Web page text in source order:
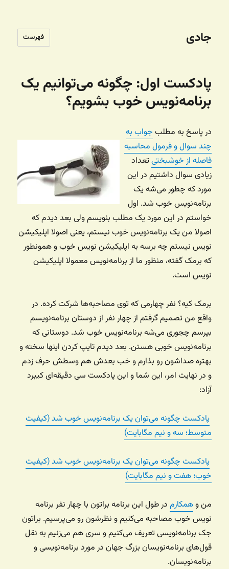
جادی فهرست
پادکست اول: چگونه می‌توانیم یک
برنامه‌نویس خوب بشویم؟
در پاسخ به مطلب جواب به
چند سوال و فرمول محاسبه
فاصله از خوشبختیتعداد
زیادی سوال داشتیم در این
مورد که چطور می‌شه یک
برنامه‌نویس خوب شد. اول
خواستم در این مورد یک مطلب بنویسم ولی بعد دیدم که
اصولا من یک برنامه‌نویس خوب نیستم،‌ یعنی اصولا اپلیکیشن
نویس نیستم چه برسه به اپلیکیشن نویس خوب و همونطور
که برمک گفته، منظور ما از برنامه‌نویس معمولا اپلیکیشن
نویس است.
برمک کیه؟ نفر چهارمی که توی مصاحبه‌ها شرکت کرده. در
واقع من تصمیم گرفتم از چهار نفر از دوستان برنامه‌نویسم
بپرسم چجوری می‌شه برنامه‌نویس خوب شد. دوستانی که
برنامه‌نویس خوبی هستن. بعد دیدم تایپ کردن اینها سخته و
بهتره صداشون رو بذارم و خب بعدش هم وسطش حرف زدم
و در نهایت امر، این شما و این پادکست سی دقیقه‌ای کیبرد
آزاد:
پادکست چگونه می‌توان یک برنامه‌نویس خوب شد (کیفیت
متوسط؛ سه و نیم مگابایت)
پادکست چگونه می‌توان یک برنامه‌نویس خوب شد (کیفیت
خوب؛ هفت و نیم مگابایت)
من وهمکارم در طول این برنامه براتون با چهار نفر برنامه
نویس خوب مصاحبه می‌کنیم و نظرشون رو می‌پرسیم. براتون
جک برنامه‌نویسی تعریف می‌کنیم و سری هم می‌زنیم به نقل
قول‌های برنامه‌نویسان بزرگ جهان در مورد برنامه‌نویسی و
برنامه‌نویسان.